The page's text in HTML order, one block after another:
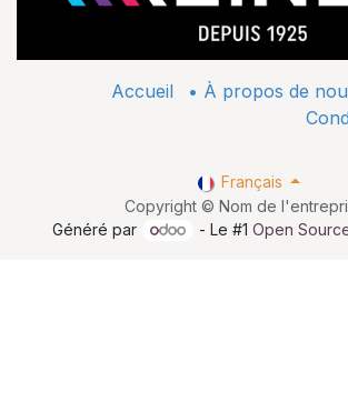
Accueil • À propos de
Copyright © Nom de
Français
Généré par - Le #1Open